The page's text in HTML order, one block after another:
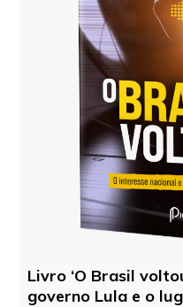
Livro ‘O Brasil
governo Lula e o